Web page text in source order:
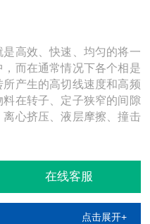
高效、快速、均匀的将一
而在通常情况下各个相是
产生的高切线速度和高频
在转子、定子狭窄的间隙
心挤压、液层摩擦、撞击
在线客服
点击展开+